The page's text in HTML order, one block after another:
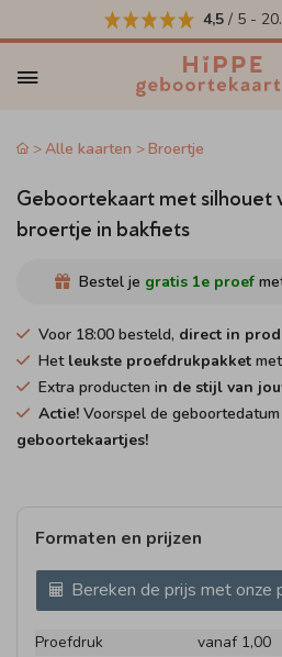
4,5 / 5 -
Alle kaarten Broertje
Geboortekaart met silhouet
broertje in bakfiets
Bestel je gratis 1e proef
Voor 18:00 besteld, direct in
Het leukste proefdrukpakket
Extra producten in de stijl van
Actie! Voorspel de
geboortekaartjes!
Formaten en prijzen
Bereken de prijs met onze
Proefdruk
vanaf 1,00